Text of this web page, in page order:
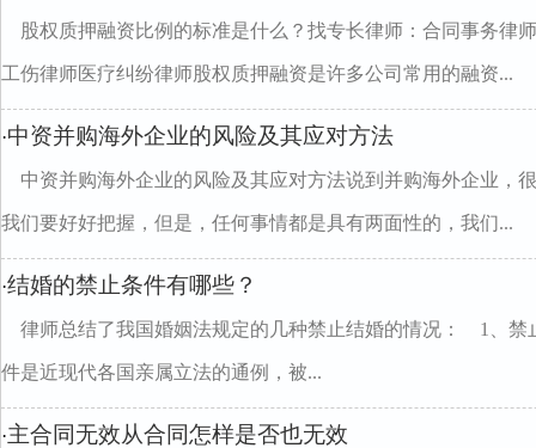
股权质押融资比例的标准是什么？找专长律师：合同事务律
工伤律师医疗纠纷律师股权质押融资是许多公司常用的融资...
·中资并购海外企业的风险及其应对方法
中资并购海外企业的风险及其应对方法说到并购海外企业，
我们要好好把握，但是，任何事情都是具有两面性的，我们...
·结婚的禁止条件有哪些？
律师总结了我国婚姻法规定的几种禁止结婚的情况： 1、禁
件是近现代各国亲属立法的通例，被...
·主合同无效从合同怎样是否也无效